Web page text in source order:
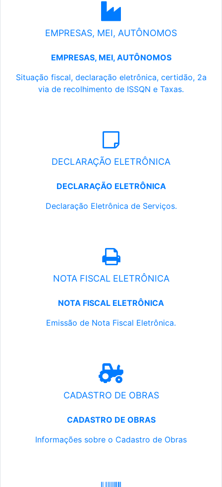
EMPRESAS, MEI, AUTÔNOMOS
EMPRESAS, MEI, AUTÔNOMOS
Situação fiscal, declaração eletrônica, certidão, 2a
via de recolhimento de ISSQN e Taxas.
DECLARAÇÃO ELETRÔNICA
DECLARAÇÃO ELETRÔNICA
Declaração Eletrônica de Serviços.
NOTA FISCAL ELETRÔNICA
NOTA FISCAL ELETRÔNICA
Emissão de Nota Fiscal Eletrônica.
CADASTRO DE OBRAS
CADASTRO DE OBRAS
Informações sobre o Cadastro de Obras